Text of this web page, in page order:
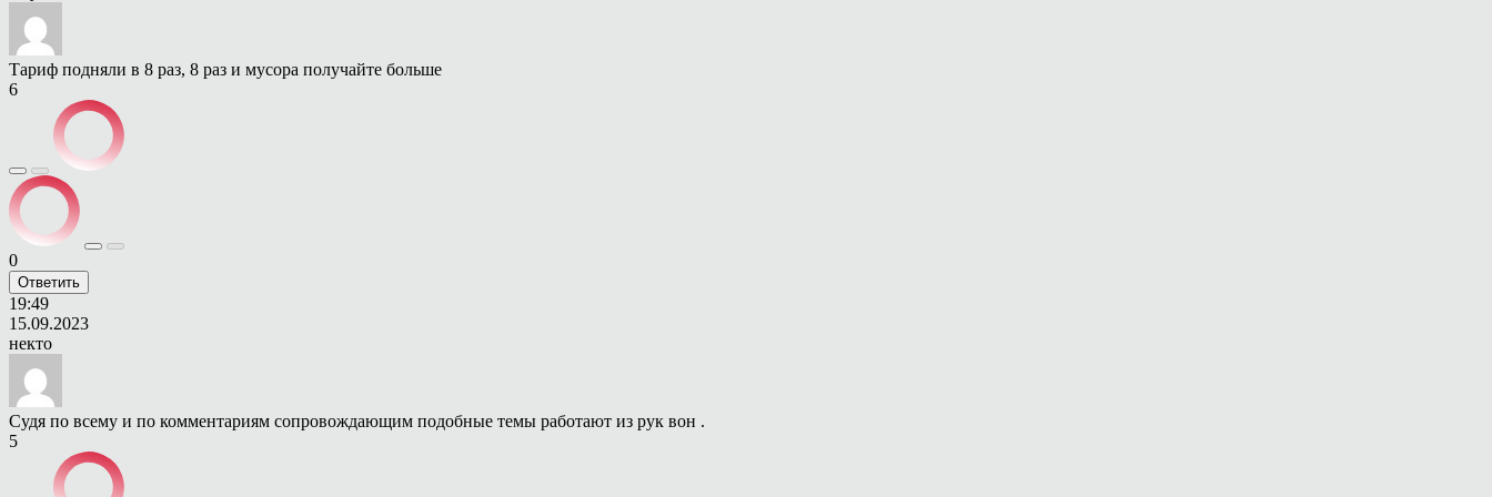
Тариф подняли в 8 раз, 8 раз и мусора получайте больше
6
0
Ответить
19:49
15.09.2023
некто
Судя по всему и по комментариям сопровождающим подобные темы работают из рук вон .
5